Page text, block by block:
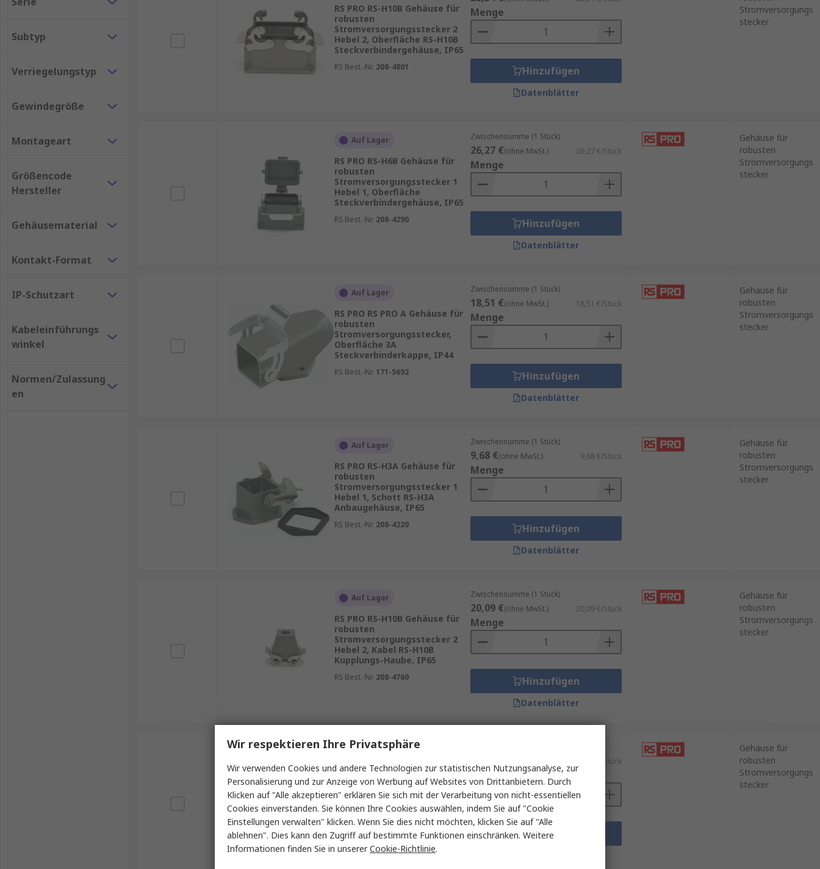
Subtyp
Verriegelungstyp
Gewindegröße
Montageart
Größencode
Hersteller
Gehäusematerial
Kontakt-Format
IP-Schutzart
Kabeleinführungs
winkel
Normen/Zulassung
en
RS PRO RS-H10B Gehäuse für
robusten
Stromversorgungsstecker 2
Hebel 2, Oberfläche RS-H10B
Steckverbindergehäuse, IP65
RS Best.-Nr. 208-4801
Menge
Hinzufügen
Datenblätter
Stromversorgungs
stecker
Auf Lager
RS PRO RS-H6B Gehäuse für
robusten
Stromversorgungsstecker 1
Hebel 1, Oberfläche
Steckverbindergehäuse, IP65
RS Best.-Nr. 208-4290
Zwischensumme (1 Stück)
26,27 €(ohne MwSt.) 26,27 €/Stück
Menge
Hinzufügen
Datenblätter
Gehäuse für
robusten
Stromversorgungs
stecker
Auf Lager
RS PRO RS PRO A Gehäuse für
robusten
Stromversorgungsstecker,
Oberfläche 3A
Steckverbinderkappe, IP44
RS Best.-Nr. 171-5692
Zwischensumme (1 Stück)
18,51 €(ohne MwSt.) 18,51 €/Stück
Menge
Hinzufügen
Datenblätter
Gehäuse für
robusten
Stromversorgungs
stecker
Auf Lager
RS PRO RS-H3A Gehäuse für
robusten
Stromversorgungsstecker 1
Hebel 1, Schott RS-H3A
Anbaugehäuse, IP65
RS Best.-Nr. 208-4220
Zwischensumme (1 Stück)
9,68 €(ohne MwSt.) 9,68 €/Stück
Menge
Hinzufügen
Datenblätter
Gehäuse für
robusten
Stromversorgungs
stecker
Auf Lager
RS PRO RS-H10B Gehäuse für
robusten
Stromversorgungsstecker 2
Hebel 2, Kabel RS-H10B
Kupplungs-Haube, IP65
RS Best.-Nr. 208-4760
Zwischensumme (1 Stück)
20,09 €(ohne MwSt.) 20,09 €/Stück
Menge
Hinzufügen
Datenblätter
Gehäuse für
robusten
Stromversorgungs
stecker
Auf Lager
RS PRO RS-H24B Gehäuse für
robusten
Stromversorgungsstecker 2,
Seitlich Steckverbinderkappe,
IP65
RS Best.-Nr. 208-3993
18,07 €/Stück
Menge
Hinzufügen
Gehäuse für
robusten
Stromversorgungs
stecker
Wir respektieren Ihre Privatsphäre
Wir verwenden Cookies und andere Technologien zur statistischen Nutzungsanalyse, zur
Personalisierung und zur Anzeige von Werbung auf Websites von Drittanbietern. Durch
Klicken auf "Alle akzeptieren" erklären Sie sich mit der Verarbeitung von nicht-essentiellen
Cookies einverstanden. Sie können Ihre Cookies auswählen, indem Sie auf "Cookie
Einstellungen verwalten" klicken. Wenn Sie dies nicht möchten, klicken Sie auf "Alle
ablehnen". Dies kann den Zugriff auf bestimmte Funktionen einschränken. Weitere
Informationen finden Sie in unsererCookie-Richtlinie.